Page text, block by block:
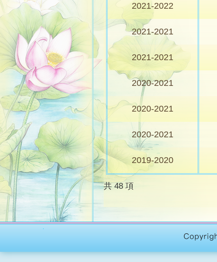
2021-2022
2021-2021
2021-2021
2020-2021
2020-2021
2020-2021
2019-2020
共 48 項